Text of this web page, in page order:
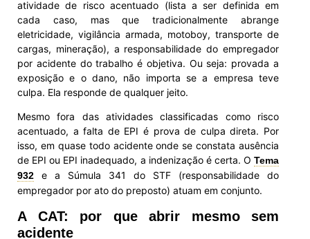
atividade de risco acentuado (lista a ser definida em
cada caso, mas que tradicionalmente abrange
eletricidade, vigilância armada, motoboy, transporte de
cargas, mineração), a responsabilidade do empregador
por acidente do trabalho é objetiva. Ou seja: provada a
exposição e o dano, não importa se a empresa teve
culpa. Ela responde de qualquer jeito.
Mesmo fora das atividades classificadas como risco
acentuado, a falta de EPI é prova de culpa direta. Por
isso, em quase todo acidente onde se constata ausência
de EPI ou EPI inadequado, a indenização é certa. O Tema
932 e a Súmula 341 do STF (responsabilidade do
empregador por ato do preposto) atuam em conjunto.
A CAT: por que abrir mesmo sem
acidente